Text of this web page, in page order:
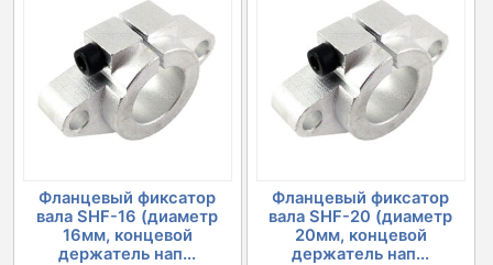
Фланцевый фиксатор
вала SHF-16 (диаметр
16мм, концевой
держатель нап...
Фланцевый фиксатор
вала SHF-20 (диаметр
20мм, концевой
держатель нап...